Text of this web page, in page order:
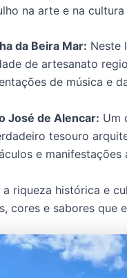
na arte e na cultura
da Beira Mar: Neste
de artesanato
de música e
José de Alencar: Um
tesouro
e manifestações
a riqueza histórica e
cores e sabores que